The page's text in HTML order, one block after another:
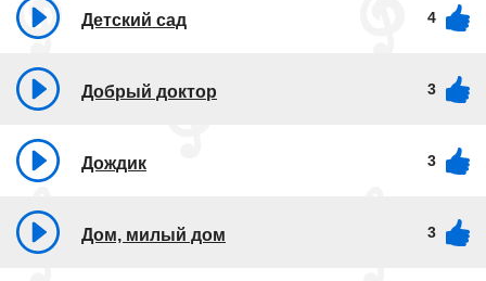
Детский сад 4
Добрый доктор 3
Дождик 3
Дом, милый дом 3